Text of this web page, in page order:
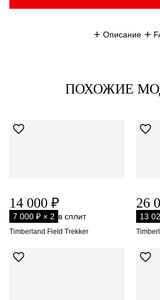
Описание
ПОХОЖИЕ
14 000 ₽
7 000 ₽ × 2 в сплит
Timberland Field Trekker
26
13